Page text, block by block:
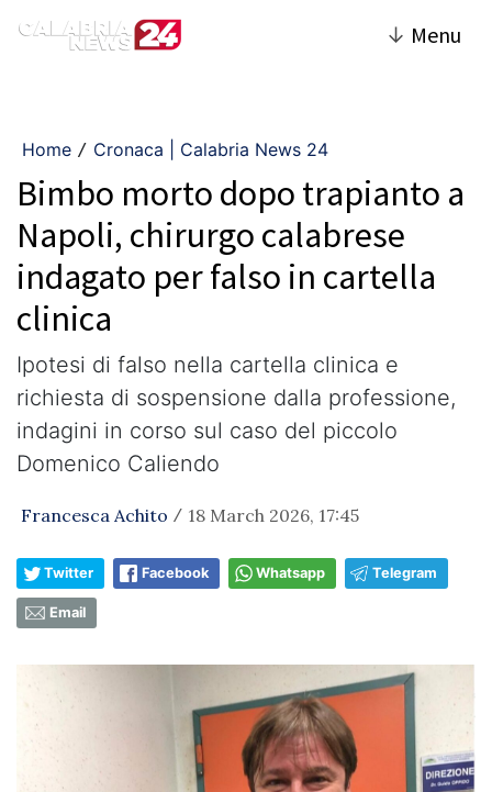
↓ Menu
Home / Cronaca | Calabria News 24
Bimbo morto dopo trapianto a
Napoli, chirurgo calabrese
indagato per falso in cartella
clinica
Ipotesi di falso nella cartella clinica e
richiesta di sospensione dalla professione,
indagini in corso sul caso del piccolo
Domenico Caliendo
Francesca Achito / 18 March 2026, 17:45
Twitter Facebook Whatsapp Telegram
Email